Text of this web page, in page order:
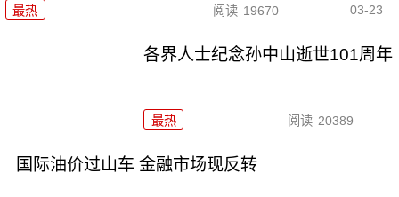
最热 阅读 19670 03-23
各界人士纪念孙中山逝世101周年
最热 阅读 20389
国际油价过山车 金融市场现反转